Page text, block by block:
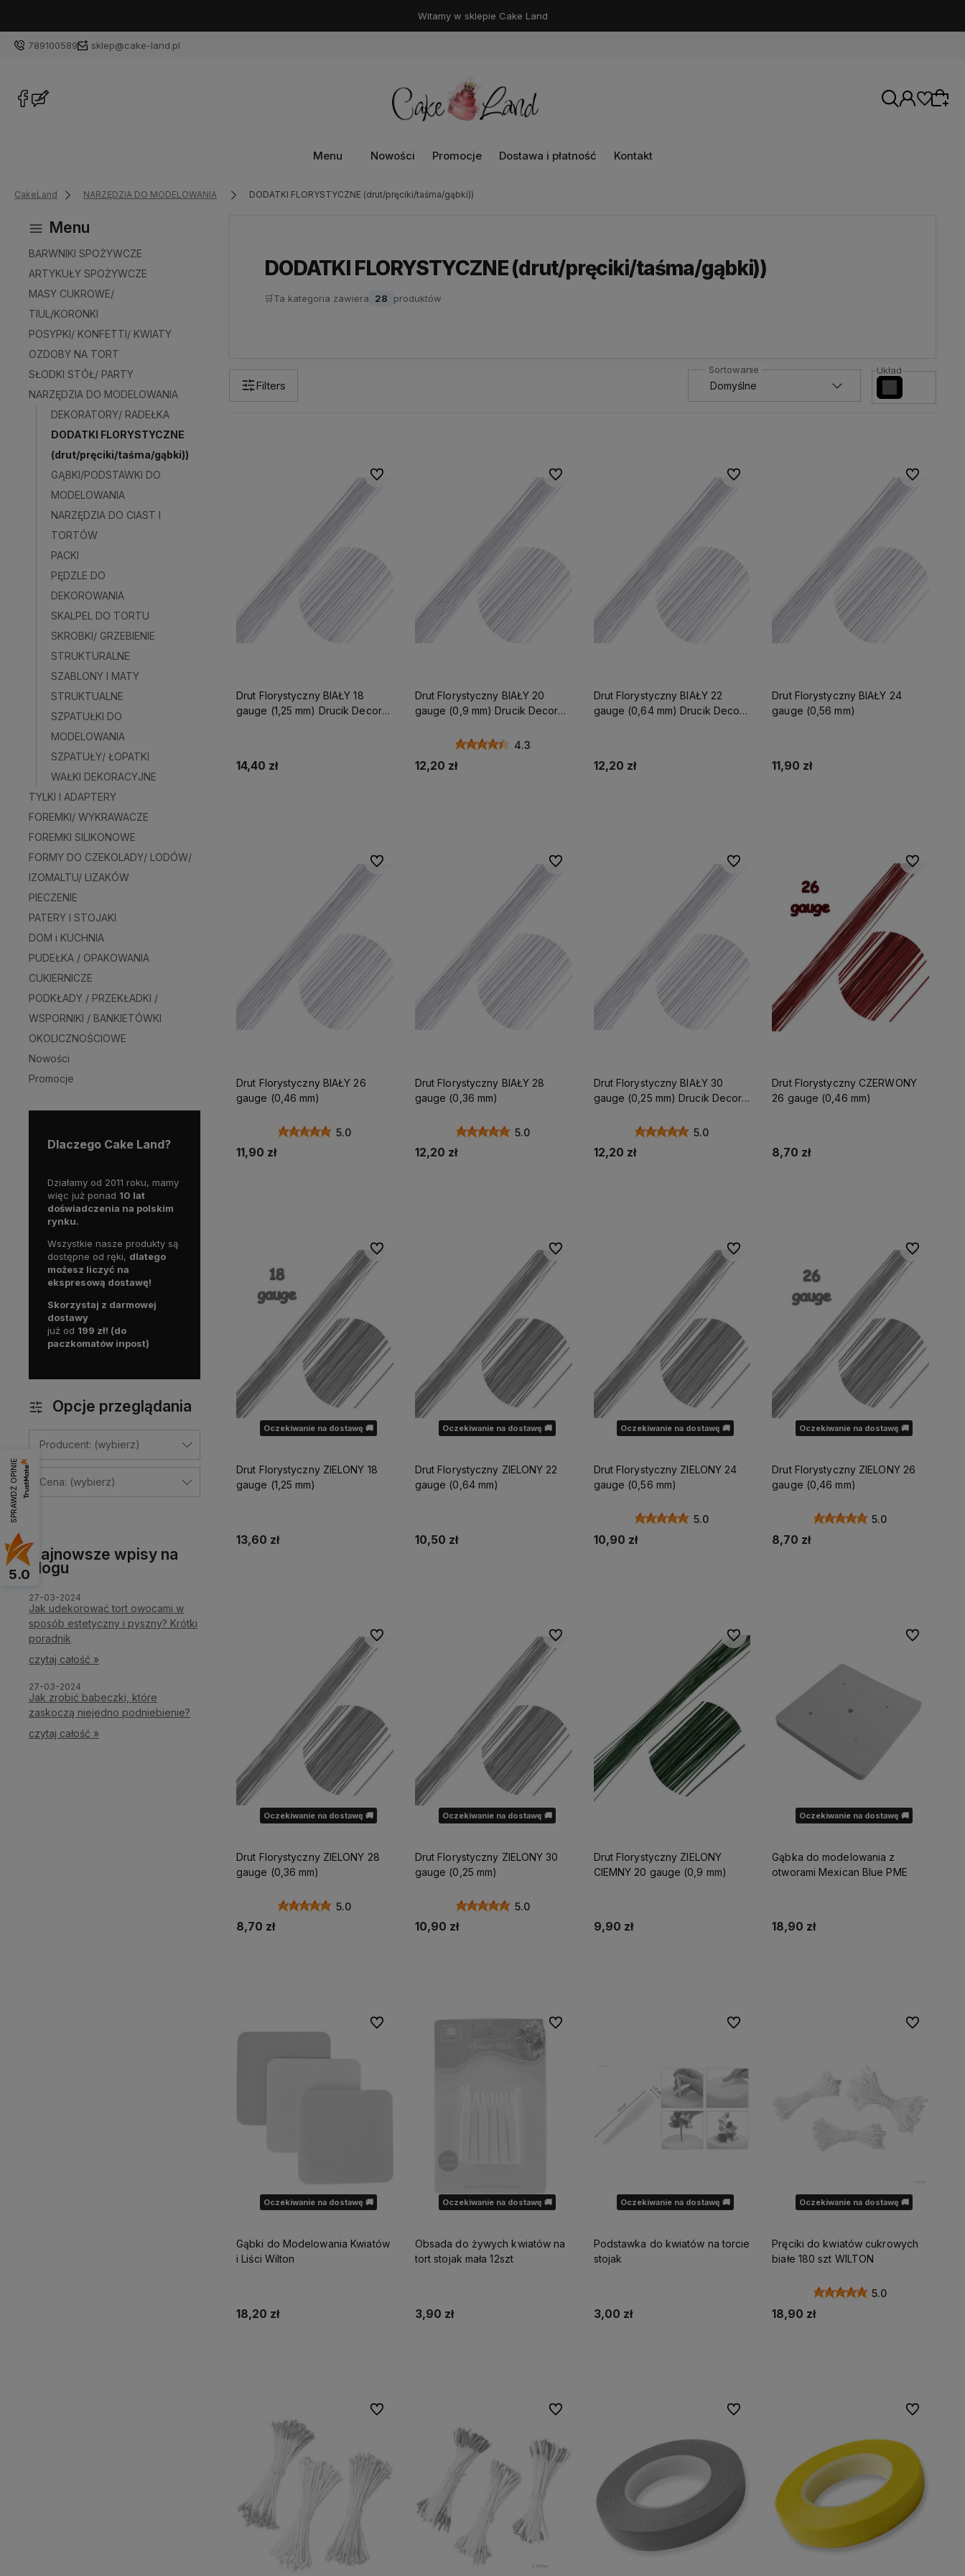
Witamy w sklepie Cake Land
789100589 sklep@cake-land.pl
Menu Nowości Promocje Dostawa i płatność Kontakt
CakeLand NARZĘDZIA DO MODELOWANIA DODATKI FLORYSTYCZNE (drut/pręciki/taśma/gąbki))
Menu
BARWNIKI SPOŻYWCZE
ARTYKUŁY SPOŻYWCZE
MASY CUKROWE/
TIUL/KORONKI
POSYPKI/ KONFETTI/ KWIATY
OZDOBY NA TORT
SŁODKI STÓŁ/ PARTY
NARZĘDZIA DO MODELOWANIA
DEKORATORY/ RADEŁKA
DODATKI FLORYSTYCZNE
(drut/pręciki/taśma/gąbki))
GĄBKI/PODSTAWKI DO
MODELOWANIA
NARZĘDZIA DO CIAST I
TORTÓW
PACKI
PĘDZLE DO
DEKOROWANIA
SKALPEL DO TORTU
SKROBKI/ GRZEBIENIE
STRUKTURALNE
SZABLONY I MATY
STRUKTUALNE
SZPATUŁKI DO
MODELOWANIA
SZPATUŁY/ ŁOPATKI
WAŁKI DEKORACYJNE
TYLKI I ADAPTERY
FOREMKI/ WYKRAWACZE
FOREMKI SILIKONOWE
FORMY DO CZEKOLADY/ LODÓW/
IZOMALTU/ LIZAKÓW
PIECZENIE
PATERY I STOJAKI
DOM i KUCHNIA
PUDEŁKA / OPAKOWANIA
CUKIERNICZE
PODKŁADY / PRZEKŁADKI /
WSPORNIKI / BANKIETÓWKI
OKOLICZNOŚCIOWE
Nowości
Promocje
Dlaczego Cake Land?
Działamy od 2011 roku, mamy
więc już ponad 10 lat
doświadczenia na polskim
rynku.
Wszystkie nasze produkty są
dostępne od ręki, dlatego
możesz liczyć na
ekspresową dostawę!
Skorzystaj z darmowej
dostawy
już od 199 zł! (do
paczkomatów inpost)
Opcje przeglądania
Producent: (wybierz)
Cena: (wybierz)
Najnowsze wpisy na
blogu
Jak udekorować tort owocami w
sposób estetyczny i pyszny? Krótki
poradnik
27-03-2024
czytaj całość »
Jak zrobić babeczki, które
zaskoczą niejedno podniebienie?
27-03-2024
czytaj całość »
DODATKI FLORYSTYCZNE (drut/pręciki/taśma/gąbki))
🛒Ta kategoria zawiera 28 produktów
Filters
Układ
Drut Florystyczny BIAŁY 18
gauge (1,25 mm) Drucik Decora
14,40 zł
Do ulubionych
Drut Florystyczny BIAŁY 20
gauge (0,9 mm) Drucik Decora
4.3
12,20 zł
Do ulubionych
Drut Florystyczny BIAŁY 22
gauge (0,64 mm) Drucik Decora
12,20 zł
Do ulubionych
Drut Florystyczny BIAŁY 24
gauge (0,56 mm)
11,90 zł
Do ulubionych
Drut Florystyczny BIAŁY 26
gauge (0,46 mm)
5.0
11,90 zł
Do ulubionych
Drut Florystyczny BIAŁY 28
gauge (0,36 mm)
5.0
12,20 zł
Do ulubionych
Drut Florystyczny BIAŁY 30
gauge (0,25 mm) Drucik Decora
5.0
12,20 zł
Do ulubionych
Drut Florystyczny CZERWONY
26 gauge (0,46 mm)
8,70 zł
Do ulubionych
Oczekiwanie na dostawę 🚚
Drut Florystyczny ZIELONY 18
gauge (1,25 mm)
13,60 zł
Do ulubionych
Oczekiwanie na dostawę 🚚
Drut Florystyczny ZIELONY 22
gauge (0,64 mm)
10,50 zł
Do ulubionych
Oczekiwanie na dostawę 🚚
Drut Florystyczny ZIELONY 24
gauge (0,56 mm)
5.0
10,90 zł
Do ulubionych
Oczekiwanie na dostawę 🚚
Drut Florystyczny ZIELONY 26
gauge (0,46 mm)
5.0
8,70 zł
Do ulubionych
Oczekiwanie na dostawę 🚚
Drut Florystyczny ZIELONY 28
gauge (0,36 mm)
5.0
8,70 zł
Do ulubionych
Oczekiwanie na dostawę 🚚
Drut Florystyczny ZIELONY 30
gauge (0,25 mm)
5.0
10,90 zł
Do ulubionych
Drut Florystyczny ZIELONY
CIEMNY 20 gauge (0,9 mm)
9,90 zł
Do ulubionych
Oczekiwanie na dostawę 🚚
Gąbka do modelowania z
otworami Mexican Blue PME
18,90 zł
Do ulubionych
Oczekiwanie na dostawę 🚚
Gąbki do Modelowania Kwiatów
i Liści Wilton
18,20 zł
Do ulubionych
Oczekiwanie na dostawę 🚚
Obsada do żywych kwiatów na
tort stojak mała 12szt
3,90 zł
Do ulubionych
Oczekiwanie na dostawę 🚚
Podstawka do kwiatów na torcie
stojak
3,00 zł
Do ulubionych
Oczekiwanie na dostawę 🚚
Pręciki do kwiatów cukrowych
białe 180 szt WILTON
5.0
18,90 zł
Do ulubionych
Do ulubionych Do ulubionych Do ulubionych Do ulubionych
SPRAWDŹ OPINIE
5.0